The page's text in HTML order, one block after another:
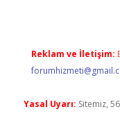
Reklam ve İletişim:
Yasal Uyarı: Sitemiz,